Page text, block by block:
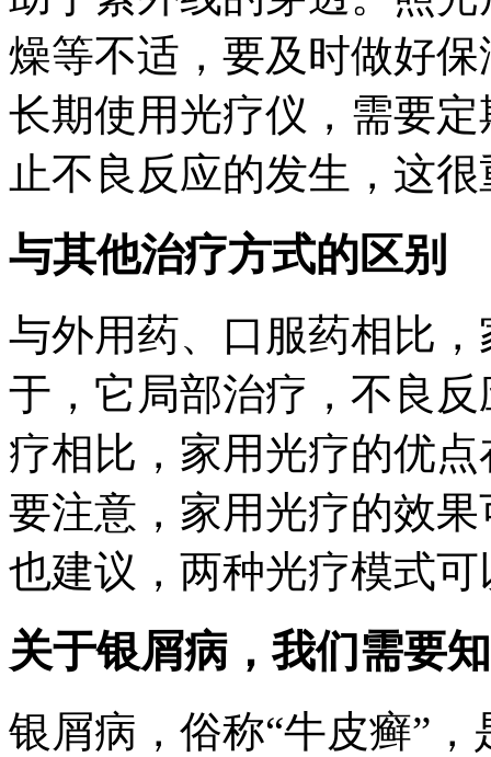
燥等不适，要及时做好
长期使用光疗仪，需要
止不良反应的发生，这
与其他治疗方式的区别
与外用药、口服药相比
于，它局部治疗，不良
疗相比，家用光疗的优
要注意，家用光疗的效
也建议，两种光疗模式
关于银屑病，我们需要
银屑病，俗称“牛皮癣”